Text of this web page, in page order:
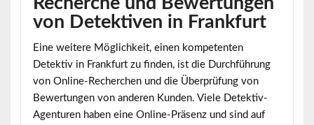
von Detektiven in Frankfurt
Eine weitere Möglichkeit, einen kompetenten
Detektiv in Frankfurt zu finden, ist die Durchführung
von Online-Recherchen und die Überprüfung von
Bewertungen von anderen Kunden. Viele Detektiv-
Agenturen haben eine Online-Präsenz und sind auf